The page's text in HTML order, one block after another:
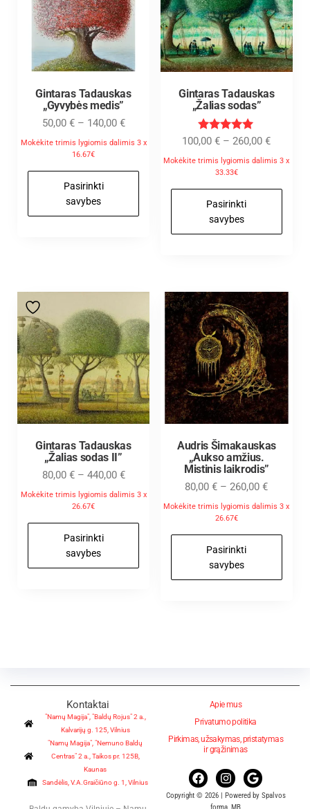
Gintaras Tadauskas
„Gyvybės medis”
50,00 € – 140,00 €
Mokėkite trimis lygiomis dalimis 3 x
16.67€
Pasirinkti
savybes
Gintaras Tadauskas
„Žalias sodas”
Įvertinimas
5.00
iš 5
100,00€ – 260,00€
Mokėkite trimis lygiomis dalimis 3 x
33.33€
Pasirinkti
savybes
Gintaras Tadauskas
„Žalias sodas II”
80,00 € – 440,00 €
Mokėkite trimis lygiomis dalimis 3 x
26.67€
Pasirinkti
savybes
Audris Šimakauskas
„Aukso amžius.
Mistinis laikrodis”
80,00€ – 260,00€
Mokėkite trimis lygiomis dalimis 3 x
26.67€
Pasirinkti
savybes
Kontaktai
"Namų Magija", "Baldų Rojus" 2 a.,
Kalvarijų g. 125, Vilnius
"Namų Magija", "Nemuno Baldų
Centras" 2 a., Taikos pr. 125B,
Kaunas
Sandėlis, V.A.Graičiūno g. 1, Vilnius
Apie mus
Privatumo politika
Pirkimas, užsakymas, pristatymas
ir grąžinimas
Copyright © 2026 | Powered by Spalvos